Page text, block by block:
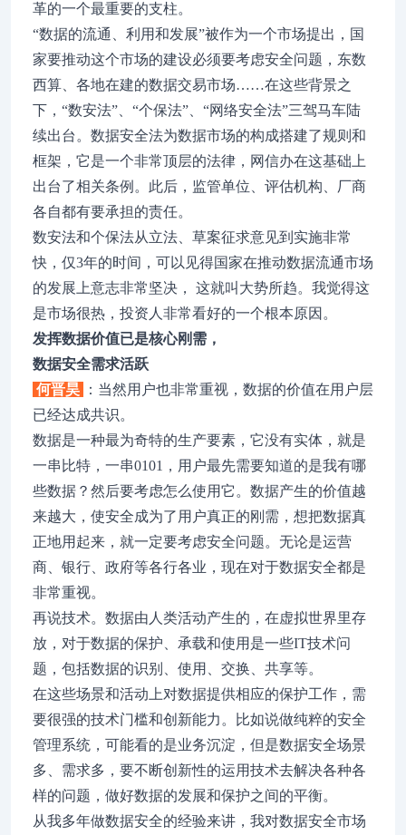
革的一个最重要的支柱。
“数据的流通、利用和发展”被作为一个市场提出，国
家要推动这个市场的建设必须要考虑安全问题，东数
西算、各地在建的数据交易市场……在这些背景之
下，“数安法”、“个保法”、“网络安全法”三驾马车陆
续出台。数据安全法为数据市场的构成搭建了规则和
框架，它是一个非常顶层的法律，网信办在这基础上
出台了相关条例。此后，监管单位、评估机构、厂商
各自都有要承担的责任。
数安法和个保法从立法、草案征求意见到实施非常
快，仅3年的时间，可以见得国家在推动数据流通市场
的发展上意志非常坚决， 这就叫大势所趋。我觉得这
是市场很热，投资人非常看好的一个根本原因。
发挥数据价值已是核心刚需，
数据安全需求活跃
何晋昊
：当然用户也非常重视，数据的价值在用户层
已经达成共识。
数据是一种最为奇特的生产要素，它没有实体，就是
一串比特，一串0101，用户最先需要知道的是我有哪
些数据？然后要考虑怎么使用它。数据产生的价值越
来越大，使安全成为了用户真正的刚需，想把数据真
正地用起来，就一定要考虑安全问题。无论是运营
商、银行、政府等各行各业，现在对于数据安全都是
非常重视。
再说技术。数据由人类活动产生的，在虚拟世界里存
放，对于数据的保护、承载和使用是一些IT技术问
题，包括数据的识别、使用、交换、共享等。
在这些场景和活动上对数据提供相应的保护工作，需
要很强的技术门槛和创新能力。比如说做纯粹的安全
管理系统，可能看的是业务沉淀，但是数据安全场景
多、需求多，要不断创新性的运用技术去解决各种各
样的问题，做好数据的发展和保护之间的平衡。
从我多年做数据安全的经验来讲，我对数据安全市场